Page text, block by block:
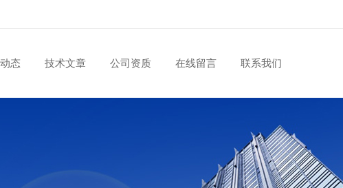
态 技术文章 公司资质 在线留言 联系我们